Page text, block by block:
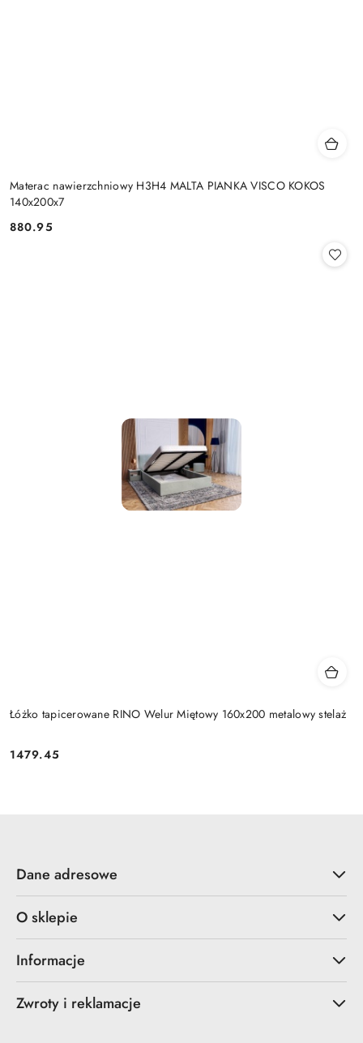
Materac nawierzchniowy H3H4 MALTA PIANKA VISCO KOKOS
140x200x7
Cena:
880.95
Łóżko tapicerowane RINO Welur Miętowy 160x200 metalowy stelaż
Cena:
1479.45
Dane adresowe
O sklepie
Informacje
Zwroty i reklamacje